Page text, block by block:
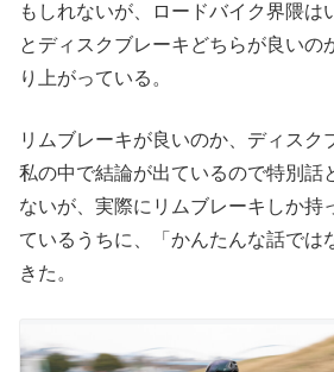
もしれないが、ロードバイク界隈は
とディスクブレーキどちらが良いの
り上がっている。
リムブレーキが良いのか、ディスク
私の中で結論が出ているので特別話
ないが、実際にリムブレーキしか持
ているうちに、「かんたんな話では
きた。